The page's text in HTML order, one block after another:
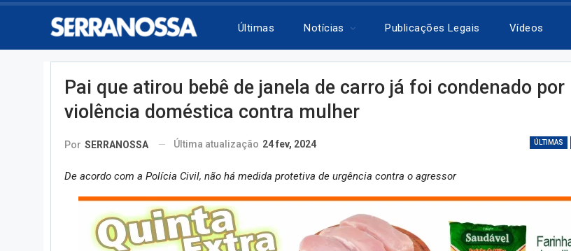
Últimas Notícias Publicações Legais Vídeos
Pai que atirou bebê de janela de carro já foi condenado por
violência doméstica contra mulher
ÚLTIMAS
Por SERRANOSSA Última atualização 24 fev, 2024
De acordo com a Polícia Civil, não há medida protetiva de urgência contra o agressor